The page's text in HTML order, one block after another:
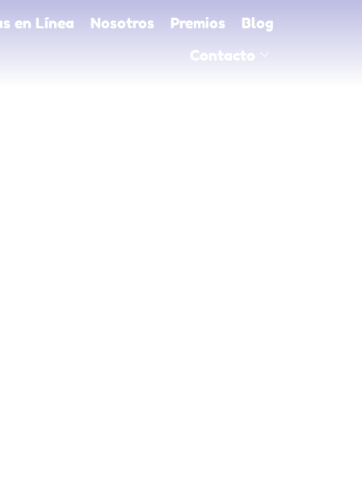
en Línea Nosotros Premios
Blog
Contacto